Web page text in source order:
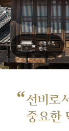
“선비로
중요한